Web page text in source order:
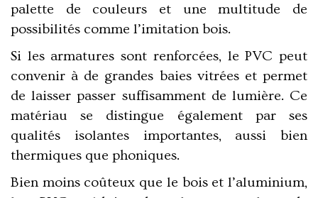
palette de couleurs et unemultitude de
possibilités comme l’imitation bois.
Si les armatures sont renforcées, le PVC peut
convenir à de grandes baies vitréeset permet
de laisser passer suffisamment de lumière. Ce
matériau se distingue également par ses
qualités isolantes importantes, aussi bien
thermiques que phoniques.
Bien moins coûteux que le bois et l’aluminium,